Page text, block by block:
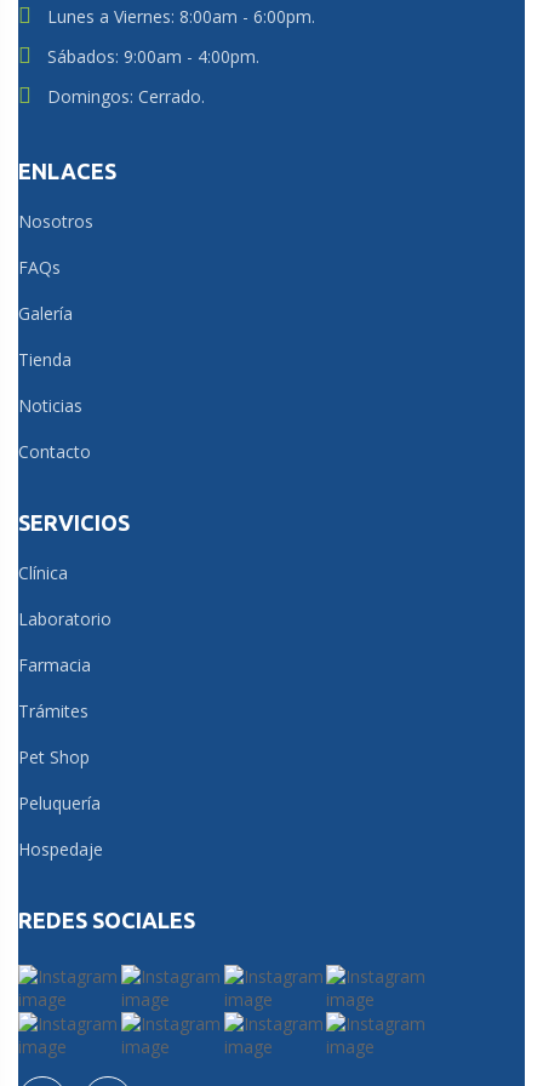
marzo 2025
febrero 2025
enero 2025
diciembre 2024
junio 2024
agosto 2023
julio 2023
julio 2022
Lunes a Viernes: 8:00am - 6:00pm.
Sábados: 9:00am - 4:00pm.
Domingos: Cerrado.
ENLACES
Nosotros
FAQs
Galería
Tienda
Noticias
Contacto
SERVICIOS
Clínica
Laboratorio
Farmacia
Trámites
Pet Shop
Peluquería
Hospedaje
REDES SOCIALES